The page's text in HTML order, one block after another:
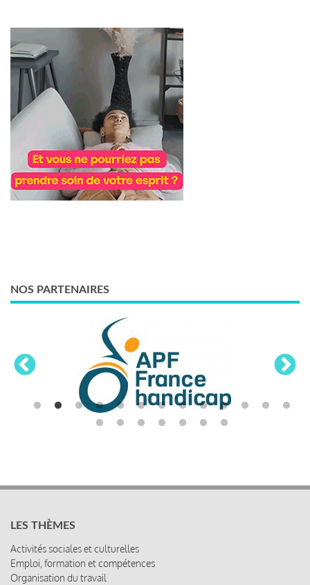
NOS PARTENAIRES
LES THÈMES
Activités sociales et culturelles
Emploi, formation et compétences
Organisation du travail